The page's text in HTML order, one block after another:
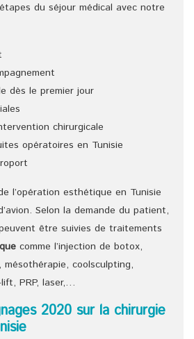
du séjour médical avec notre
dès le premier jour
chirurgicale
opératoires en Tunisie
l’opération esthétique en Tunisie
Selon la demande du patient,
être suivies de traitements
comme l’injection de botox,
mésothérapie, coolsculpting,
PRP, laser,…
2020 sur la chirurgie